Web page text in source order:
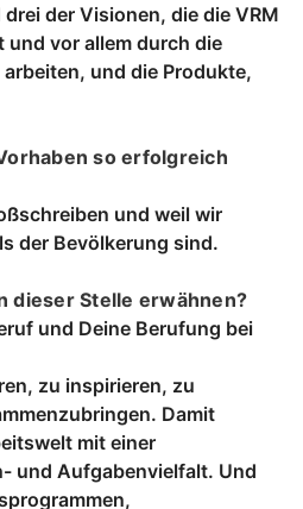
der Visionen, die die VRM
und vor allem durch die
und die Produkte,
so erfolgreich
und weil wir
der Bevölkerung sind.
dieser Stelle erwähnen?
und Deine Berufung bei
zu inspirieren, zu
Damit
mit einer
und Aufgabenvielfalt. Und